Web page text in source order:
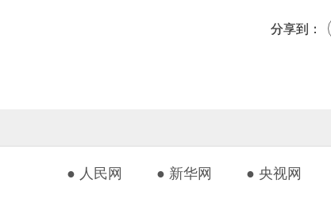
分享到：
● 人民网 ● 新华网 ● 央视网